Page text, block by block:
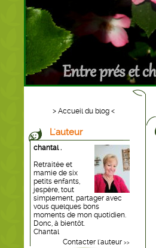
> Accueil du blog <
L'auteur
chantal .
Retraitée et
mamie de six
petits enfants,
jespère, tout
simplement, partager avec
vous quelques bons
moments de mon quotidien.
Donc, à bientôt.
Chantal
Contacter l'auteur >>